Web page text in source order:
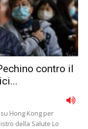
contro il
Hong Kong per
della Salute Lo